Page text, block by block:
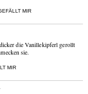
MIR
die Vanillekipferl gerollt
sie.
MIR